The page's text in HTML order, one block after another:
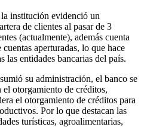
institución evidenció un
de clientes al pasar de 3
(actualmente), además cuenta
aperturadas, lo que hace
las entidades bancarias del país.
su administración, el banco se
otorgamiento de créditos,
el otorgamiento de créditos para
Por lo que destacan las
turísticas, agroalimentarias,